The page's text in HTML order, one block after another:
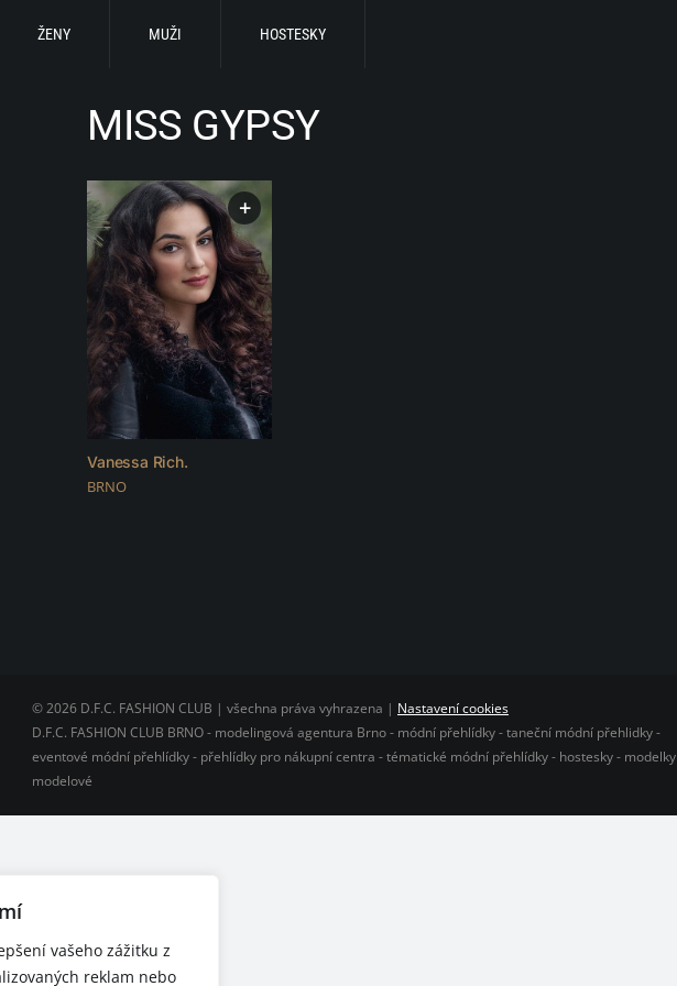
vašeho zážitku z
reklam nebo
ŽENY MUŽI HOSTESKY
MISS GYPSY
+
Vanessa Rich.
BRNO
© 2026 D.F.C. FASHION CLUB | všechna práva vyhrazena | Nastavení cookies
D.F.C. FASHION CLUB BRNO - modelingová agentura Brno - módní přehlídky - taneční módní přehlidky -
eventové módní přehlídky - přehlídky pro nákupní centra - tématické módní přehlídky - hostesky -
modelové